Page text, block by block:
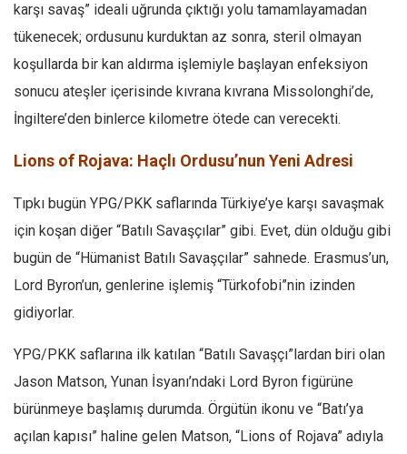
karşı savaş” ideali uğrunda çıktığı yolu tamamlayamadan
tükenecek; ordusunu kurduktan az sonra, steril olmayan
koşullarda bir kan aldırma işlemiyle başlayan enfeksiyon
sonucu ateşler içerisinde kıvrana kıvrana Missolonghi’de,
İngiltere’den binlerce kilometre ötede can verecekti.
Lions of Rojava: Haçlı Ordusu’nun Yeni Adresi
Tıpkı bugün YPG/PKK saflarında Türkiye’ye karşı savaşmak
için koşan diğer “Batılı Savaşçılar” gibi. Evet, dün olduğu gibi
bugün de “Hümanist Batılı Savaşçılar” sahnede. Erasmus’un,
Lord Byron’un, genlerine işlemiş “Türkofobi”nin izinden
gidiyorlar.
YPG/PKK saflarına ilk katılan “Batılı Savaşçı”lardan biri olan
Jason Matson, Yunan İsyanı’ndaki Lord Byron figürüne
bürünmeye başlamış durumda. Örgütün ikonu ve “Batı’ya
açılan kapısı” haline gelen Matson, “Lions of Rojava” adıyla